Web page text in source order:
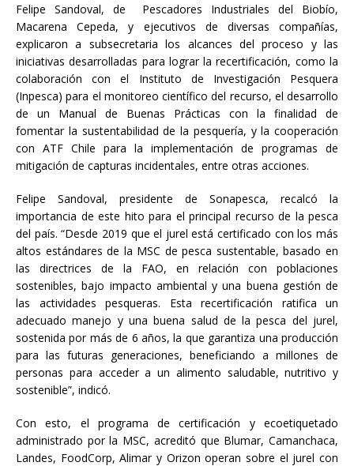
Felipe Sandoval, de Pescadores Industriales del Biobío,
Macarena Cepeda, y ejecutivos de diversas compañías,
explicaron a subsecretaria los alcances del proceso y las
iniciativas desarrolladas para lograr la recertificación, como la
colaboración con el Instituto de Investigación Pesquera
(Inpesca) para el monitoreo científico del recurso, el desarrollo
de un Manual de Buenas Prácticas con la finalidad de
fomentar la sustentabilidad de la pesquería, y la cooperación
con ATF Chile para la implementación de programas de
mitigación de capturas incidentales, entre otras acciones.
Felipe Sandoval, presidente de Sonapesca, recalcó la
importancia de este hito para el principal recurso de la pesca
del país. “Desde 2019 que el jurel está certificado con los más
altos estándares de la MSC de pesca sustentable, basado en
las directrices de la FAO, en relación con poblaciones
sostenibles, bajo impacto ambiental y una buena gestión de
las actividades pesqueras. Esta recertificación ratifica un
adecuado manejo y una buena salud de la pesca del jurel,
sostenida por más de 6 años, la que garantiza una producción
para las futuras generaciones, beneficiando a millones de
personas para acceder a un alimento saludable, nutritivo y
sostenible”, indicó.
Con esto, el programa de certificación y ecoetiquetado
administrado por la MSC, acreditó que Blumar, Camanchaca,
Landes, FoodCorp, Alimar y Orizon operan sobre el jurel con